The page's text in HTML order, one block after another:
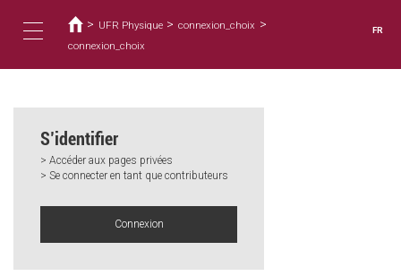
contenu
Toggle
navigation
êtes
ici
> UFR Physique > connexion_choix >
connexion_choix
FR
S’identifier
> Accéder aux pages privées
> Se connecter en tant que contributeurs
Connexion